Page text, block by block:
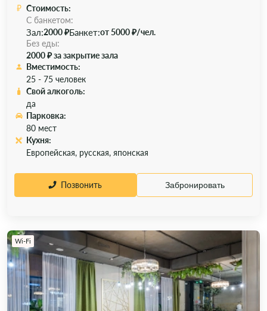
Стоимость:
С банкетом:
Зал:2000 ₽Банкет:от 5000 ₽/чел.
Без еды:
2000 ₽ за закрытие зала
Вместимость:
25 - 75 человек
Свой алкоголь:
да
Парковка:
80 мест
Кухня:
Европейская, русская, японская
Позвонить Забронировать
Wi-Fi